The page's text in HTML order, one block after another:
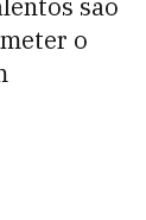
são
o